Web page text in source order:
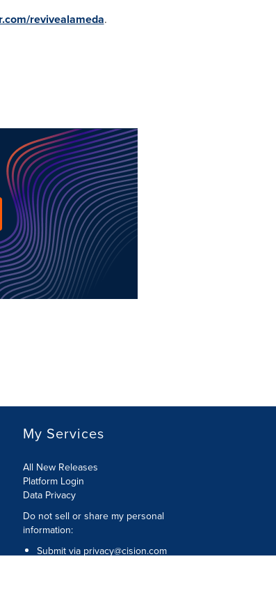
revivealameda.
My Services
All New Releases
Platform Login
Data Privacy
Do not sell or share my personal
information:
Submit via privacy@cision.com